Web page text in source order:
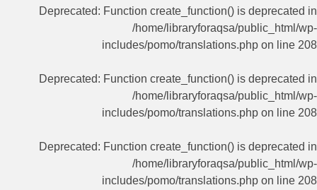
Deprecated: Function create_function() is deprecated in
/home/libraryforaqsa/public_html/wp-
includes/pomo/translations.php on line 208
Deprecated: Function create_function() is deprecated in
/home/libraryforaqsa/public_html/wp-
includes/pomo/translations.php on line 208
Deprecated: Function create_function() is deprecated in
/home/libraryforaqsa/public_html/wp-
includes/pomo/translations.php on line 208